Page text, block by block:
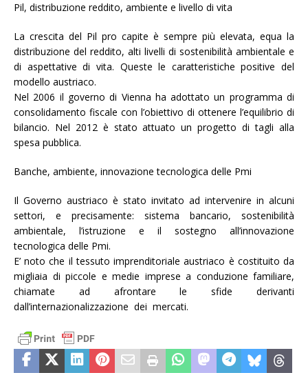
Pil, distribuzione reddito, ambiente e livello di vita
La crescita del Pil pro capite è sempre più elevata, equa la
distribuzione del reddito, alti livelli di sostenibilità ambientale e
di aspettative di vita. Queste le caratteristiche positive del
modello austriaco.
Nel 2006 il governo di Vienna ha adottato un programma di
consolidamento fiscale con l’obiettivo di ottenere l’equilibrio di
bilancio. Nel 2012 è stato attuato un progetto di tagli alla
spesa pubblica.
Banche, ambiente, innovazione tecnologica delle Pmi
Il Governo austriaco è stato invitato ad intervenire in alcuni
settori, e precisamente: sistema bancario, sostenibilità
ambientale, l’istruzione e il sostegno all’innovazione
tecnologica delle Pmi.
E’ noto che il tessuto imprenditoriale austriaco è costituito da
migliaia di piccole e medie imprese a conduzione familiare,
chiamate ad afrontare le sfide derivanti
dall’internazionalizzazione dei mercati.